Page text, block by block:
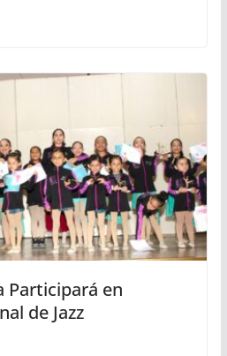
Participará en
de Jazz